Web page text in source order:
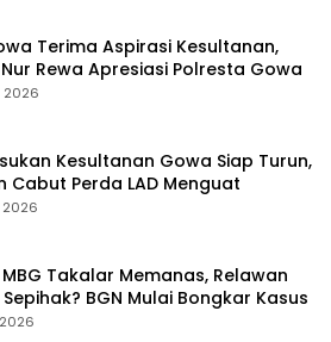
Terima Aspirasi Kesultanan,
Rewa Apresiasi Polresta Gowa
2026
Kesultanan Gowa Siap Turun,
Cabut Perda LAD Menguat
Takalar Memanas, Relawan
BGN Mulai Bongkar Kasus